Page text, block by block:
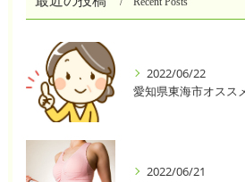
2022/06/22
2022/06/21